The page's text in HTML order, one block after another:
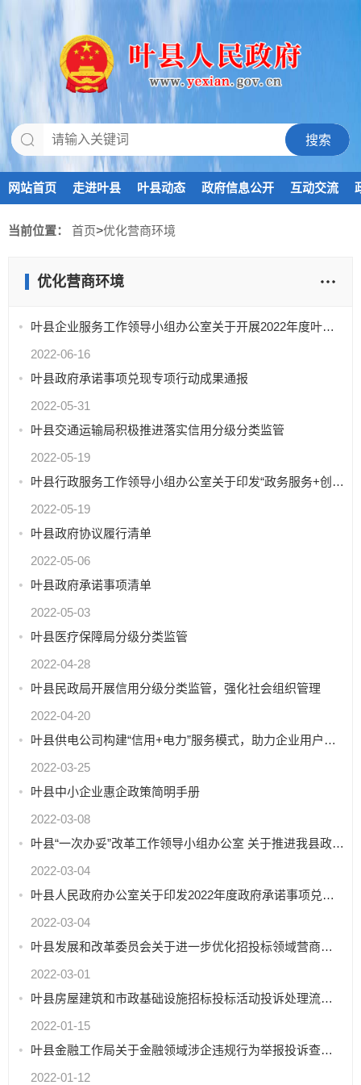
网站首页 走进叶县 叶县动态 政府信息公开 互动交流
当前位置： 首页>优化营商环境
优化营商环境
叶县企业服务工作领导小组办公室关于开展2022年度叶县防范和化解中小企业账款专项行动的通知
2022-06-16
叶县政府承诺事项兑现专项行动成果通报
2022-05-31
叶县交通运输局积极推进落实信用分级分类监管
2022-05-19
叶县行政服务工作领导小组办公室关于印发“政务服务+创业”工作方案的通知
2022-05-19
叶县政府协议履行清单
2022-05-06
叶县政府承诺事项清单
2022-05-03
叶县医疗保障局分级分类监管
2022-04-28
叶县民政局开展信用分级分类监管，强化社会组织管理
2022-04-20
叶县供电公司构建“信用+电力”服务模式，助力企业用户发展
2022-03-25
叶县中小企业惠企政策简明手册
2022-03-08
叶县“一次办妥”改革工作领导小组办公室 关于推进我县政务服务收费事项在线支付工作的通知
2022-03-04
叶县人民政府办公室关于印发2022年度政府承诺事项兑现专项行动工作方案的通知
2022-03-04
叶县发展和改革委员会关于进一步优化招投标领域营商环境的通知
2022-03-01
叶县房屋建筑和市政基础设施招标投标活动投诉处理流程图
2022-01-15
叶县金融工作局关于金融领域涉企违规行为举报投诉查处通告
2022-01-12